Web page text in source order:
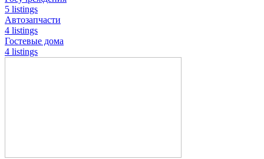
5 listings
Автозапчасти
4 listings
Гостевые дома
4 listings